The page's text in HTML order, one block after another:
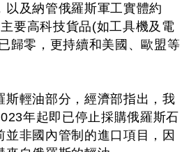
以及納管俄羅斯軍工實體約
要高科技貨品(如工具機及電
歸零，更持續和美國、歐盟等
斯輕油部分，經濟部指出，我
年起即已停止採購俄羅斯石
並非國內管制的進口項目，因